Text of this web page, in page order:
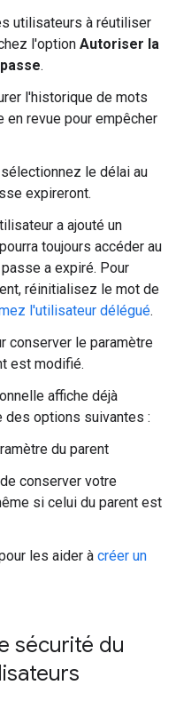
utilisateurs à réutiliser
l'option Autoriser la
.
l'historique de mots
revue pour empêcher
le délai au
expireront.
a ajouté un
toujours accéder au
a expiré. Pour
réinitialisez le mot de
l'utilisateur délégué.
conserver le paramètre
est modifié.
affiche déjà
des options suivantes :
du parent
conserver votre
si celui du parent est
les aider à créer un
sécurité du